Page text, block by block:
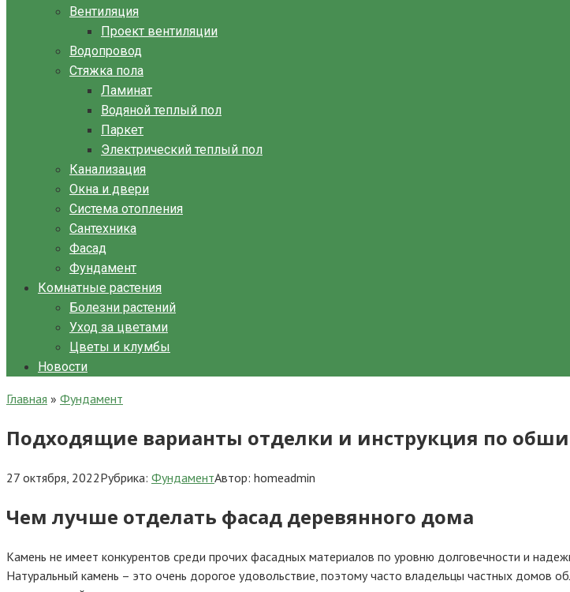
Вентиляция
Проект вентиляции
Водопровод
Стяжка пола
Ламинат
Водяной теплый пол
Паркет
Электрический теплый пол
Канализация
Окна и двери
Система отопления
Сантехника
Фасад
Фундамент
Комнатные растения
Болезни растений
Уход за цветами
Цветы и клумбы
Новости
Главная » Фундамент
Подходящие варианты отделки и инструкция по
27 октября, 2022Рубрика: ФундаментАвтор: homeadmin
Чем лучше отделать фасад деревянного дома
Камень не имеет конкурентов среди прочих фасадных материалов по уровню долговечности и
Натуральный камень – это очень дорогое удовольствие, поэтому часто владельцы частных домов